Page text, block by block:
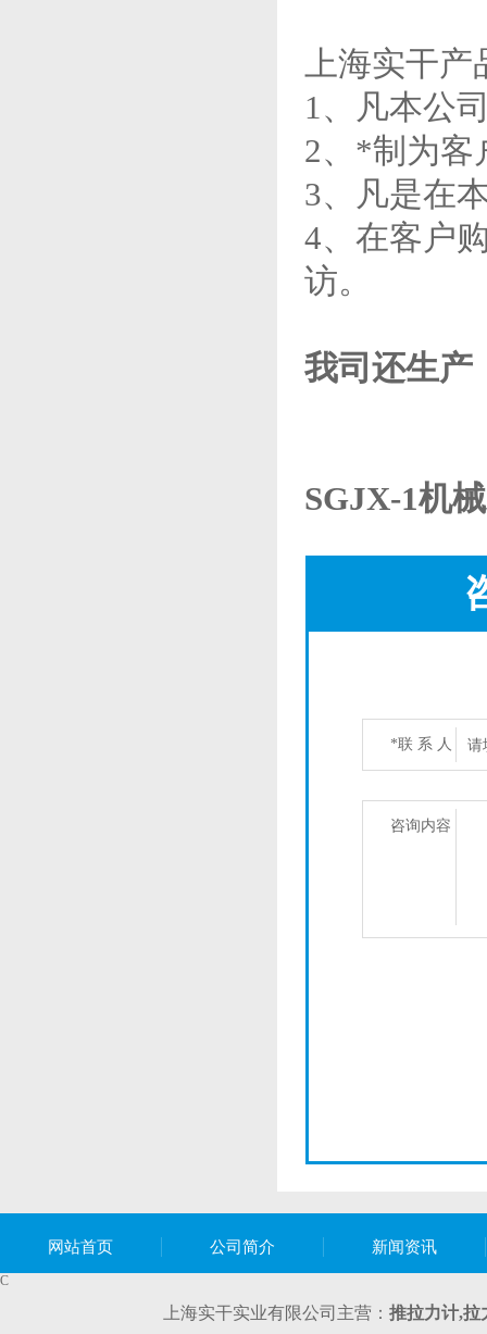
上海实干产
1、凡本公
2、*制为客
3、凡是在
4、在客户
访。
我司还生产
SGJX-1机
*联 系 人
咨询内容
网站首页 公司简介 新闻资讯
C
上海实干实业有限公司主营： 推拉力计,拉